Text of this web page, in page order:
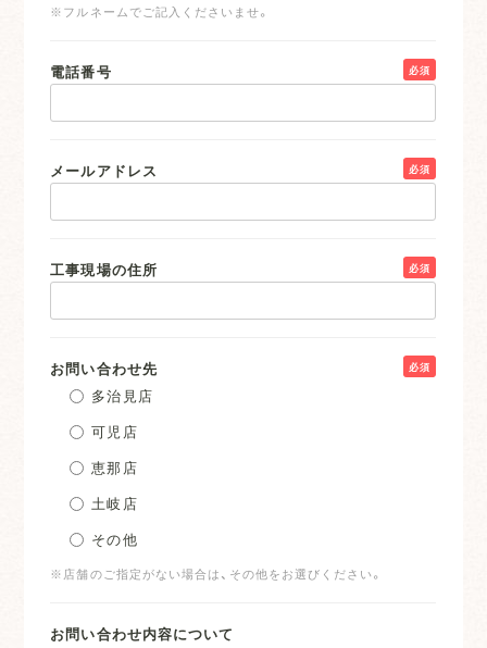
※フルネームでご記入くださいませ。
電話番号 必須
メールアドレス 必須
工事現場の住所 必須
お問い合わせ先 必須
多治見店
可児店
恵那店
土岐店
その他
※店舗のご指定がない場合は、その他をお選びください。
お問い合わせ内容について